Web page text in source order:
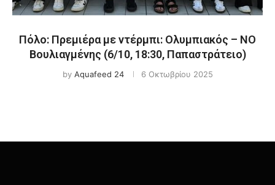
Πόλο: Πρεμιέρα με ντέρμπι: Ολυμπιακός – ΝΟ
Βουλιαγμένης (6/10, 18:30, Παπαστράτειο)
by Aquafeed 24 6 Οκτωβρίου 2025